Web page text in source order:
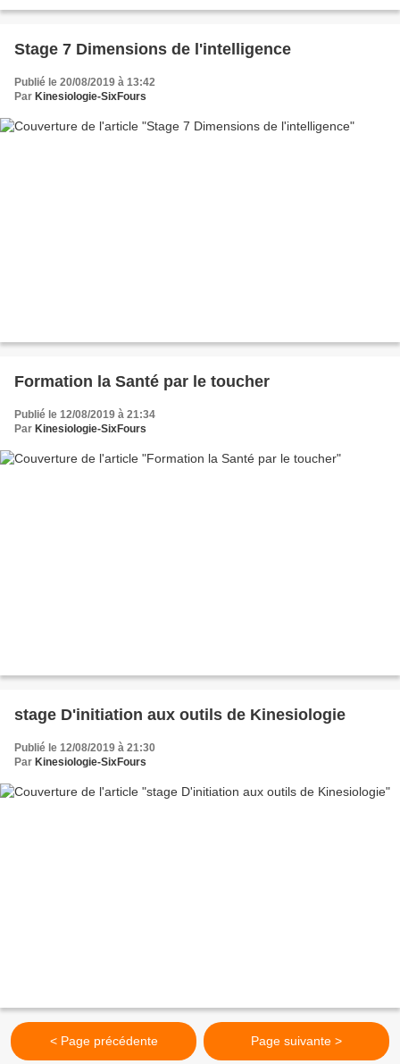
Stage 7 Dimensions de l'intelligence
Publié le 20/08/2019 à 13:42
Par Kinesiologie-SixFours
Formation la Santé par le toucher
Publié le 12/08/2019 à 21:34
Par Kinesiologie-SixFours
stage D'initiation aux outils de Kinesiologie
Publié le 12/08/2019 à 21:30
Par Kinesiologie-SixFours
< Page précédente Page suivante >